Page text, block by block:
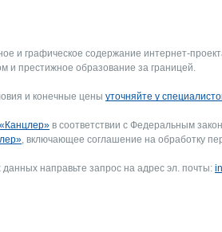
и графическое содержание интернет-
и престижное образование за границей.
и конечные цены уточняйте у
в соответствии с Федеральным
, включающее соглашение на обработку
направьте запрос на адрес эл. почты: